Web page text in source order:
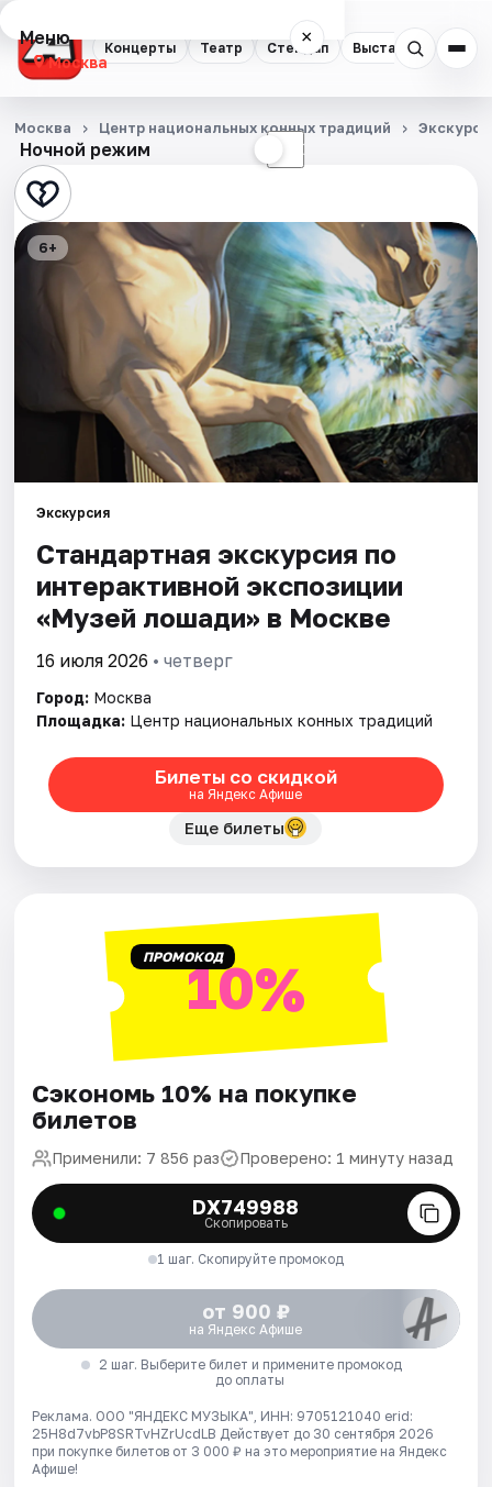
Концерты Театр Стендап Выставки
Меню ×
Москва
Концерты
Театр
Стендап
Экскурсии
События
Города
Площадки
Артисты
Рейтинги
Ночной режим ☾
Москва Центр национальных конных традиций
6+
Экскурсия
Стандартная экскурсия по
интерактивной экспозиции
«Музей лошади» в Москве
16 июля 2026 • четверг
Город: Москва
Площадка: Центр национальных конных традиций
Билеты со скидкой
на Яндекс Афише
Еще билеты
ПРОМОКОД10%
Сэкономь 10% на покупке
билетов
Применили: 7 856 раз Проверено: 1 минуту назад
DX749988
Скопировать
1 шаг. Скопируйте промокод
от 900 ₽
на Яндекс Афише
2 шаг. Выберите билет и примените промокод
до оплаты
Реклама. ООО "ЯНДЕКС МУЗЫКА", ИНН: 9705121040 erid:
25H8d7vbP8SRTvHZrUcdLB Действует до 30 сентября 2026
при покупке билетов от 3 000 ₽ на это мероприятие на Яндекс
Афише!